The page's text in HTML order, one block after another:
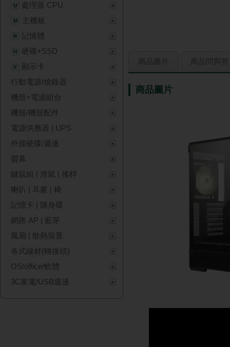
U 處理器 CPU
M 主機板
R 記憶體
H 硬碟+SSD
V
顯示卡
行動電源/燒錄器
機殼+電源組合
機殼/機殼配件
電源供應器 | UPS
外接硬碟/週邊
螢幕
鍵鼠組 | 滑鼠 | 搖桿
喇叭 | 耳麥 | 椅
記憶卡 | 隨身碟
網路 AP | 藍芽
風扇 | 散熱裝置
各式線材(轉接頭)
OS/office/軟體
3C家電/USB週邊
商品圖片 商品問與答
商品圖片